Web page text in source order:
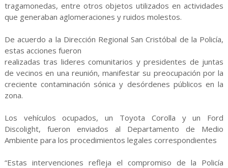
tragamonedas, entre otros objetos utilizados en actividades
que generaban aglomeraciones y ruidos molestos.
De acuerdo a la Dirección Regional San Cristóbal de la Policía,
estas acciones fueron
realizadas tras lideres comunitarios y presidentes de juntas
de vecinos en una reunión, manifestar su preocupación por la
creciente contaminación sónica y desórdenes públicos en la
zona.
Los vehículos ocupados, un Toyota Corolla y un Ford
Discolight, fueron enviados al Departamento de Medio
Ambiente para los procedimientos legales correspondientes
“Estas intervenciones refleja el compromiso de la Policía